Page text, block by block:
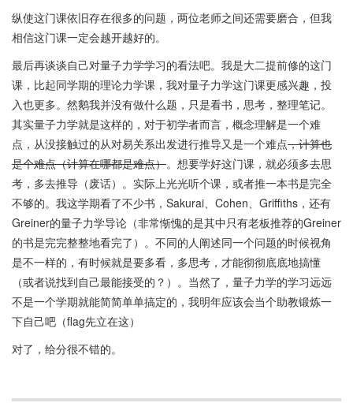
纵使这门课依旧存在很多的问题，两位老师之间还需要磨合，但我
相信这门课一定会越开越好的。
最后再谈谈自己对量子力学学习的看法吧。我是大二提前修的这门
课，比起同学期的理论力学课，我对量子力学这门课更感兴趣，投
入也更多。然鹅我并没有做什么题，只是看书，思考，整理笔记。
其实量子力学就是这样的，对于初学者而言，概念理解是一个难
点，从没接触过的从对易关系出发进行推导又是一个难点，计算也
是个难点（计算在哪都是难点）。想要学好这门课，就必须多去思
考，多去推导（废话）。实际上光光听个课，或者推一本书是完全
不够的。我这学期看了不少书，Sakurai、Cohen、Griffiths，还有
Greiner的量子力学导论（非常惭愧的是其中只有老板推荐的Greiner
的书是完完整整地看完了）。不同的人阐述同一个问题的时候视角
是不一样的，有时候就是要多看，多思考，才能彻彻底底地搞懂
（或者说找到自己最能接受的？）。当然了，量子力学的学习远远
不是一个学期就能简简单单搞定的，我明年应该会当个助教锻炼一
下自己吧（flag先立在这）
对了，给分很不错的。